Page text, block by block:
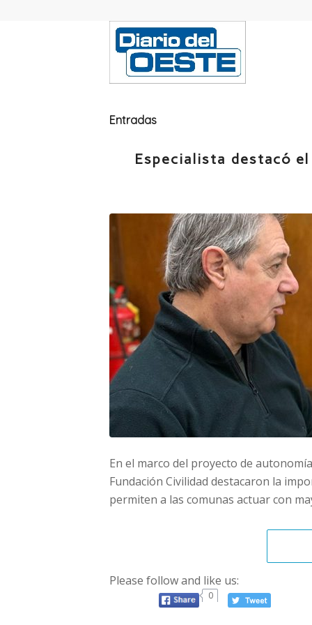
Entradas
Especialista destacó
En el marco del proyecto de
Fundación Civilidad destacaron la
permiten a las comunas actuar con
Please follow and like us:
0